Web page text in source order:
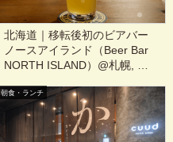
北海道｜移転後初のビアバー
ノースアイランド（Beer Bar
NORTH ISLAND）@札幌, 狸
朝食・ランチ